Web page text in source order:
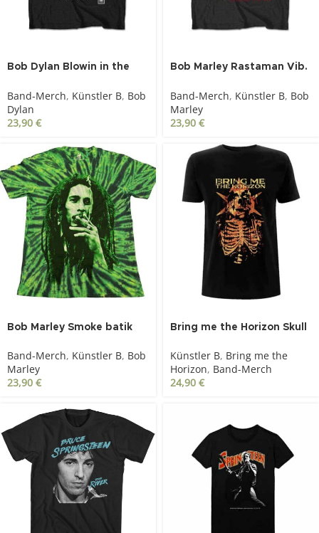
Bob Dylan Blowin in the
Band-Merch, Künstler B, Bob
Dylan
23,90 €
Bob Marley Rastaman Vib.
Band-Merch, Künstler B, Bob
Marley
23,90 €
Bob Marley Smoke batik
Band-Merch, Künstler B, Bob
Marley
23,90 €
Bring me the Horizon Skull
Künstler B, Bring me the
Horizon, Band-Merch
24,90 €